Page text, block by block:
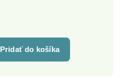
Pridať do košíka